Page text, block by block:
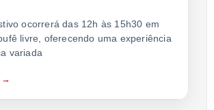
ocorrerá das 12h às 15h30 em
livre, oferecendo uma experiência
variada